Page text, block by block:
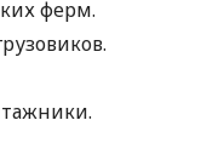
ферм.